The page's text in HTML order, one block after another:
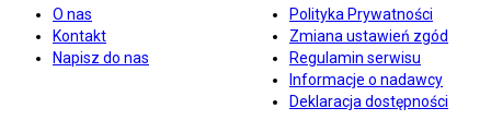
O nas
Kontakt
Napisz do nas
Polityka Prywatności
Zmiana ustawień zgód
Regulamin serwisu
Informacje o nadawcy
Deklaracja dostępności